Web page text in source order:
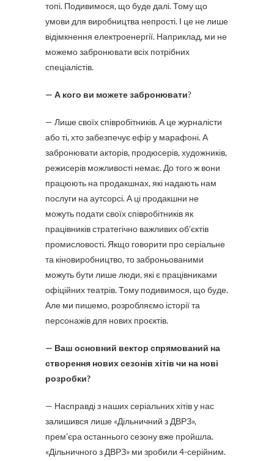
топі. Подивимося, що буде далі. Тому що
умови для виробництва непрості. І це не лише
відімкнення електроенергії. Наприклад, ми не
можемо забронювати всіх потрібних
спеціалістів.
— А кого ви можете забронювати?
— Лише своїх співробітників. А це журналісти
або ті, хто забезпечує ефір у марафоні. А
забронювати акторів, продюсерів, художників,
режисерів можливості немає. До того ж вони
працюють на продакшнах, які надають нам
послуги на аутсорсі. А ці продакшни не
можуть подати своїх співробітників як
працівників стратегічно важливих об’єктів
промисловості. Якщо говорити про серіальне
та кіновиробництво, то заброньованими
можуть бути лише люди, які є працівниками
офіційних театрів. Тому подивимося, що буде.
Але ми пишемо, розробляємо історії та
персонажів для нових проєктів.
— Ваш основний вектор спрямований на
створення нових сезонів хітів чи на нові
розробки?
— Насправді з наших серіальних хітів у нас
залишився лише «Дільничний з ДВРЗ»,
прем’єра останнього сезону вже пройшла.
«Дільничного з ДВРЗ» ми зробили 4-серійним.